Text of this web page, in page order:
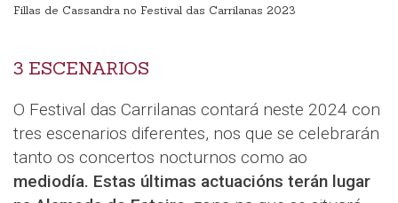
Fillas de Cassandra no Festival das Carrilanas 2023
3 ESCENARIOS
O Festival das Carrilanas contará neste 2024 con
tres escenarios diferentes, nos que se celebrarán
tanto os concertos nocturnos como ao
mediodía. Estas últimas actuacións terán lugar